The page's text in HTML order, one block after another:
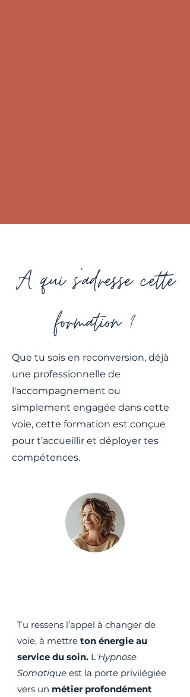
A qui s'adresse cette
formation ?
Que tu sois en reconversion, déjà
une professionnelle de
l'accompagnement ou
simplement engagée dans cette
voie, cette formation est conçue
pour t’accueillir et déployer tes
compétences.
​Tu ressens l’appel à changer de
voie, à mettre ton énergie au
service du soin. L'Hypnose
Somatique est la porte privilégiée
vers un métier profondément